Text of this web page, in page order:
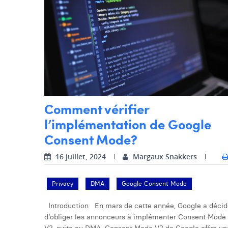
Comment vérifier
l’implémentation de Google
Consent Mode?
16 juillet, 2024 Margaux Snakkers
Privacy DMA Google Consent Mode
Introduction En mars de cette année, Google a
d'obliger les annonceurs à implémenter Consent Mode